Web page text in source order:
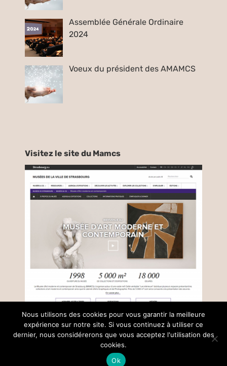
Assemblée Générale Ordinaire
2024
Voeux du président des AMAMCS
Visitez le site du Mamcs
© Copyright –2026 |Mentions légales | Tous droits réservés |
Collectif Insight
Nous utilisons des cookies pour vous garantir la meilleure
expérience sur notre site. Si vous continuez à utiliser ce
dernier, nous considérerons que vous acceptez l'utilisation des
cookies.
Ok